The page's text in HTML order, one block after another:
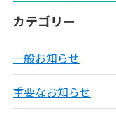
カテゴリー
一般お知らせ
重要なお知らせ